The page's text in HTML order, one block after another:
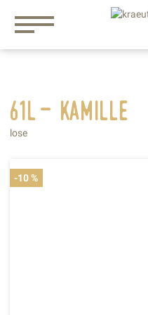
61l- kamille
lose
-10 %